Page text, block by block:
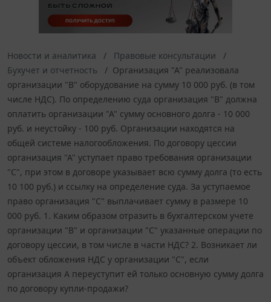
Новости и аналитика
Правовые консультации
Бухучет и отчетность
Организация "А" реализовала
организации "В" оборудование на сумму 10 000 руб. (в том
числе НДС). По определению суда организация "В" должна
оплатить организации "А" сумму основного долга - 10 000
руб. и неустойку - 100 руб. Организации находятся на
общей системе налогообложения. По договору цессии
организация "А" уступает право требования организации
"С", при этом в договоре указывает всю сумму долга (то есть
10 100 руб.) и ссылку на определение суда. За уступаемое
право организация "С" выплачивает сумму в размере 10
000 руб. 1. Каким образом отразить в бухгалтерском учете
организации "В" и организации "С" указанные операции по
договору цессии, в том числе в части НДС? 2. Возникает ли
объект обложения НДС у организации "С", если
организация А переуступит ей только основную сумму долга
по договору купли-продажи?